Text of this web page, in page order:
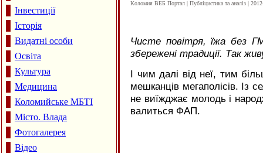
Інвестиції
Історія
Видатні особи
Освіта
Культура
Медицина
Коломийське МБТІ
Місто. Влада
Фотогалерея
Відео
Коломия ВЕБ Портал | Публіцистика та аналіз |
Чисте повітря, їжа без
збережені традиції. Так
І чим далі від неї, тим
мешканців мегаполісів. Із
не виїжджає молодь і
валиться ФАП.